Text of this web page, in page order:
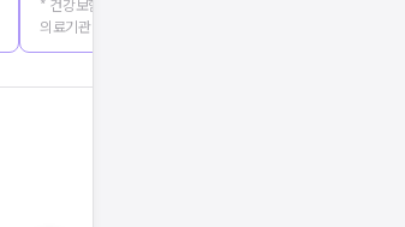
* 건강보험심사평가원에 공개된 진료비용을 출처로 합니다. 정확
의료기관에 문의해주세요.